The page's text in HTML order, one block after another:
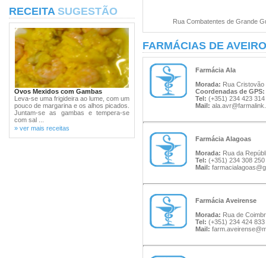
RECEITA SUGESTÃO
Ovos Mexidos com Gambas
Leva-se uma frigideira ao lume, com um
pouco de margarina e os alhos picados.
Juntam-se as gambas e tempera-se
com sal ...
» ver mais receitas
Rua Combatentes de Grande
FARMÁCIAS DE AVEIRO
Farmácia Ala
Morada: Rua Cristovão
Coordenadas de GPS:
Tel: (+351) 234 423 314
Mail:
Farmácia Alagoas
Morada: Rua da
Tel: (+351) 234 308 250
Mail:
Farmácia Aveirense
Morada: Rua de
Tel: (+351) 234 424
Mail: